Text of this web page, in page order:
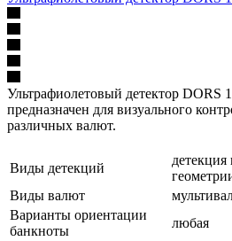
Ультрафиолетовый детектор DORS
предназначен для визуального
различных валют.
Виды детекций
детекция
Виды валют
Варианты ориентации
банкноты
любая